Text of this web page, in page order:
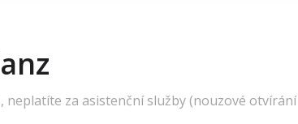
neplatíte za asistenční služby (nouzové